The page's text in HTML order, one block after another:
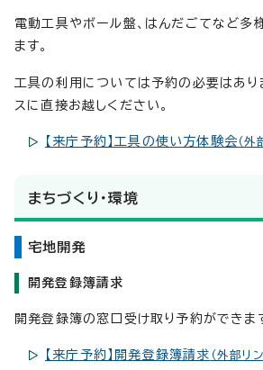
電動工具やボール盤、はんだごてなど多
ます。
工具の利用については予約の必要はあり
スに直接お越しください。
【来庁予約】工具の使い方体験会 （外
まちづくり・環境
宅地開発
開発登録簿請求
開発登録簿の窓口受け取り予約ができま
【来庁予約】開発登録簿請求 （外部リン